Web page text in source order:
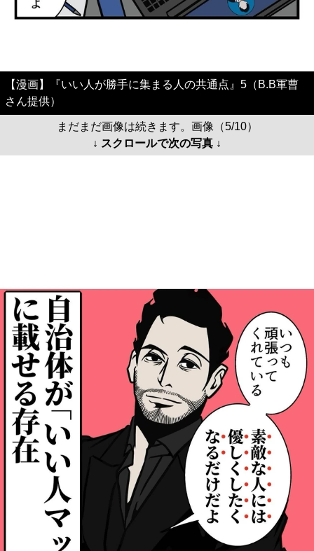
【漫画】『いい人が勝手に集まる人の共通点』5（B.B軍曹
さん提供）
まだまだ画像は続きます。画像（5/10）
↓ スクロールで次の写真 ↓